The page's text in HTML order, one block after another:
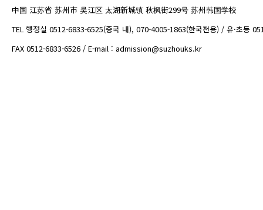
中国 江苏省 苏州市 吴江区 太湖新城镇 秋枫街299号 苏州韩国学校
TEL 행정실 0512-6833-6525(중국 내), 070-4005-1863(한국전용) / 유·초등
FAX 0512-6833-6526 / E-mail : admission@suzhouks.kr